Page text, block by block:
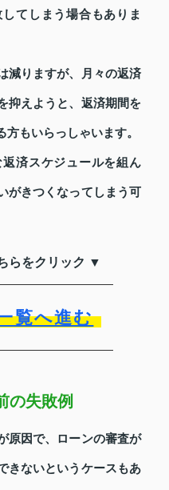
てしまう場合もありま
減りますが、月々の返済
抑えようと、返済期間を
もいらっしゃいます。
済スケジュールを組ん
がきつくなってしまう可
らをクリック ▼
覧へ進む
の失敗例
原因で、ローンの審査が
きないというケースもあ